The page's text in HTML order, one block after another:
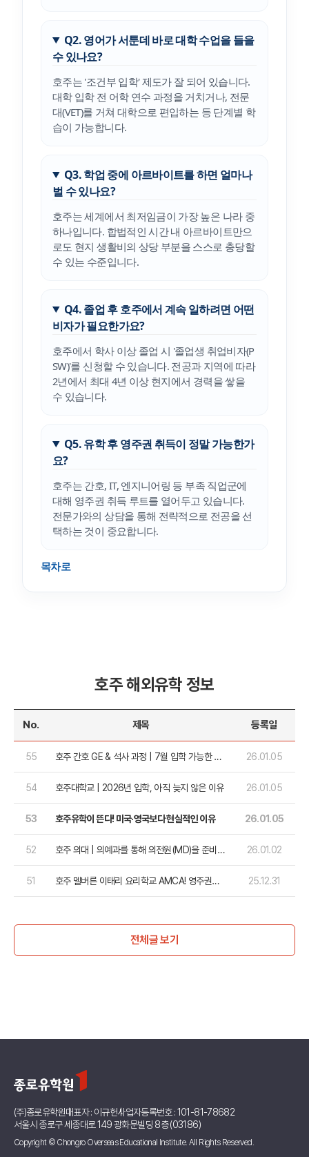
Q2. 영어가 서툰데 바로 대학 수업을 들을
수 있나요?
호주는 '조건부 입학' 제도가 잘 되어 있습니다.
대학 입학 전 어학 연수 과정을 거치거나, 전문
대(VET)를 거쳐 대학으로 편입하는 등 단계별 학
습이 가능합니다.
Q3. 학업 중에 아르바이트를 하면 얼마나
벌 수 있나요?
호주는 세계에서 최저임금이 가장 높은 나라 중
하나입니다. 합법적인 시간 내 아르바이트만으
로도 현지 생활비의 상당 부분을 스스로 충당할
수 있는 수준입니다.
Q4. 졸업 후 호주에서 계속 일하려면 어떤
비자가 필요한가요?
호주에서 학사 이상 졸업 시 '졸업생 취업비자(P
SW)'를 신청할 수 있습니다. 전공과 지역에 따라
2년에서 최대 4년 이상 현지에서 경력을 쌓을
수 있습니다.
Q5. 유학 후 영주권 취득이 정말 가능한가
요?
호주는 간호, IT, 엔지니어링 등 부족 직업군에
대해 영주권 취득 루트를 열어두고 있습니다.
전문가와의 상담을 통해 전략적으로 전공을 선
택하는 것이 중요합니다.
목차로
호주 해외유학 정보
No. 제목 등록일
55
호주 간호 GE & 석사 과정 | 7월 입학 가능한 리
26.01.05
54 호주대학교 | 2026년 입학, 아직 늦지 않은 이유 26.01.05
53 호주유학이 뜬다! 미국·영국보다 현실적인 이유 26.01.05
52
호주 의대 | 의예과를 통해 의전원(MD)을 준비하
26.01.02
51
호주 멜버른 이태리 요리학교 AMCA! 영주권까
25.12.31
전체글 보기
(주)종로유학원대표자 : 이규헌사업자등록번호 : 101-81-78682
서울시 종로구 세종대로 149 광화문빌딩 8층 (03186)
Copyright © Chongro Overseas Educational Institute. All Rights Reserved.